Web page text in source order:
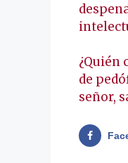
¿Quién
de
señor,